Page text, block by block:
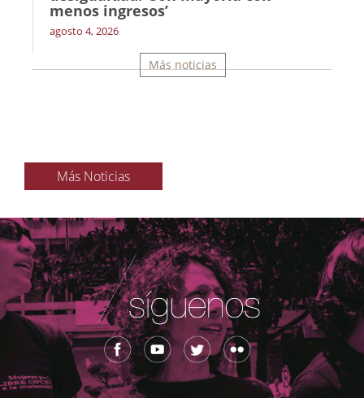
menos ingresos’
agosto 4, 2026
Más noticias
Más Noticias